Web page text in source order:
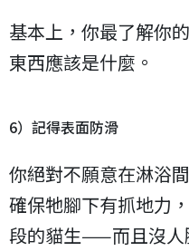
基本上，你最了解你
東西應該是什麼。
6）記得表面防滑
你絕對不願意在淋浴
確保牠腳下有抓地力
段的貓生——而且沒人